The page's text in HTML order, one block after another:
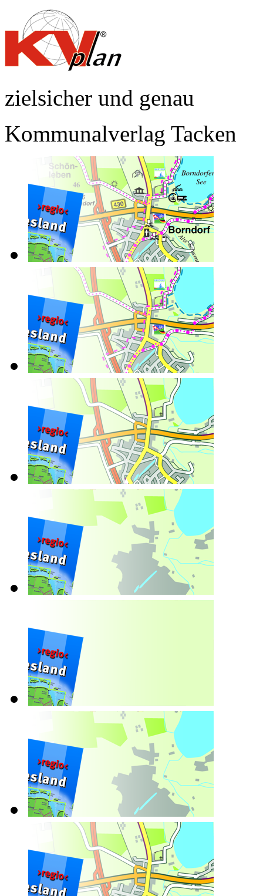
zielsicher und genau
Kommunalverlag Tacken